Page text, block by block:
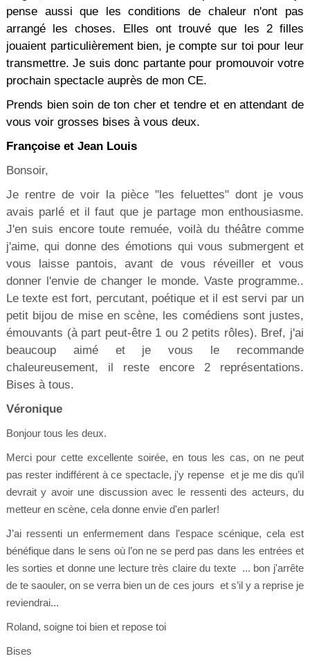
pense aussi que les conditions de chaleur n'ont pas
arrangé les choses. Elles ont trouvé que les 2 filles
jouaient particulièrement bien, je compte sur toi pour leur
transmettre. Je suis donc partante pour promouvoir votre
prochain spectacle auprès de mon CE.
Prends bien soin de ton cher et tendre et en attendant de
vous voir grosses bises à vous deux.
Françoise et Jean Louis
Bonsoir,
Je rentre de voir la pièce "les feluettes" dont je vous
avais parlé et il faut que je partage mon enthousiasme.
J'en suis encore toute remuée, voilà du théâtre comme
j'aime, qui donne des émotions qui vous submergent et
vous laisse pantois, avant de vous réveiller et vous
donner l'envie de changer le monde. Vaste programme..
Le texte est fort, percutant, poétique et il est servi par un
petit bijou de mise en scène, les comédiens sont justes,
émouvants (à part peut-être 1 ou 2 petits rôles). Bref, j'ai
beaucoup aimé et je vous le recommande
chaleureusement, il reste encore 2 représentations.
Bises à tous.
Véronique
Bonjour tous les deux.
Merci pour cette excellente soirée, en tous les cas, on ne peut
pas rester indifférent à ce spectacle, j'y repense et je me dis qu’il
devrait y avoir une discussion avec le ressenti des acteurs, du
metteur en scène, cela donne envie d'en parler!
J’ai ressenti un enfermement dans l'espace scénique, cela est
bénéfique dans le sens où l’on ne se perd pas dans les entrées et
les sorties et donne une lecture très claire du texte ... bon j'arrête
de te saouler, on se verra bien un de ces jours et s’il y a reprise je
reviendrai...
Roland, soigne toi bien et repose toi
Bises